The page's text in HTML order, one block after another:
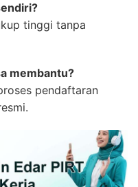
tinggi tanpa
membantu?
pendaftaran